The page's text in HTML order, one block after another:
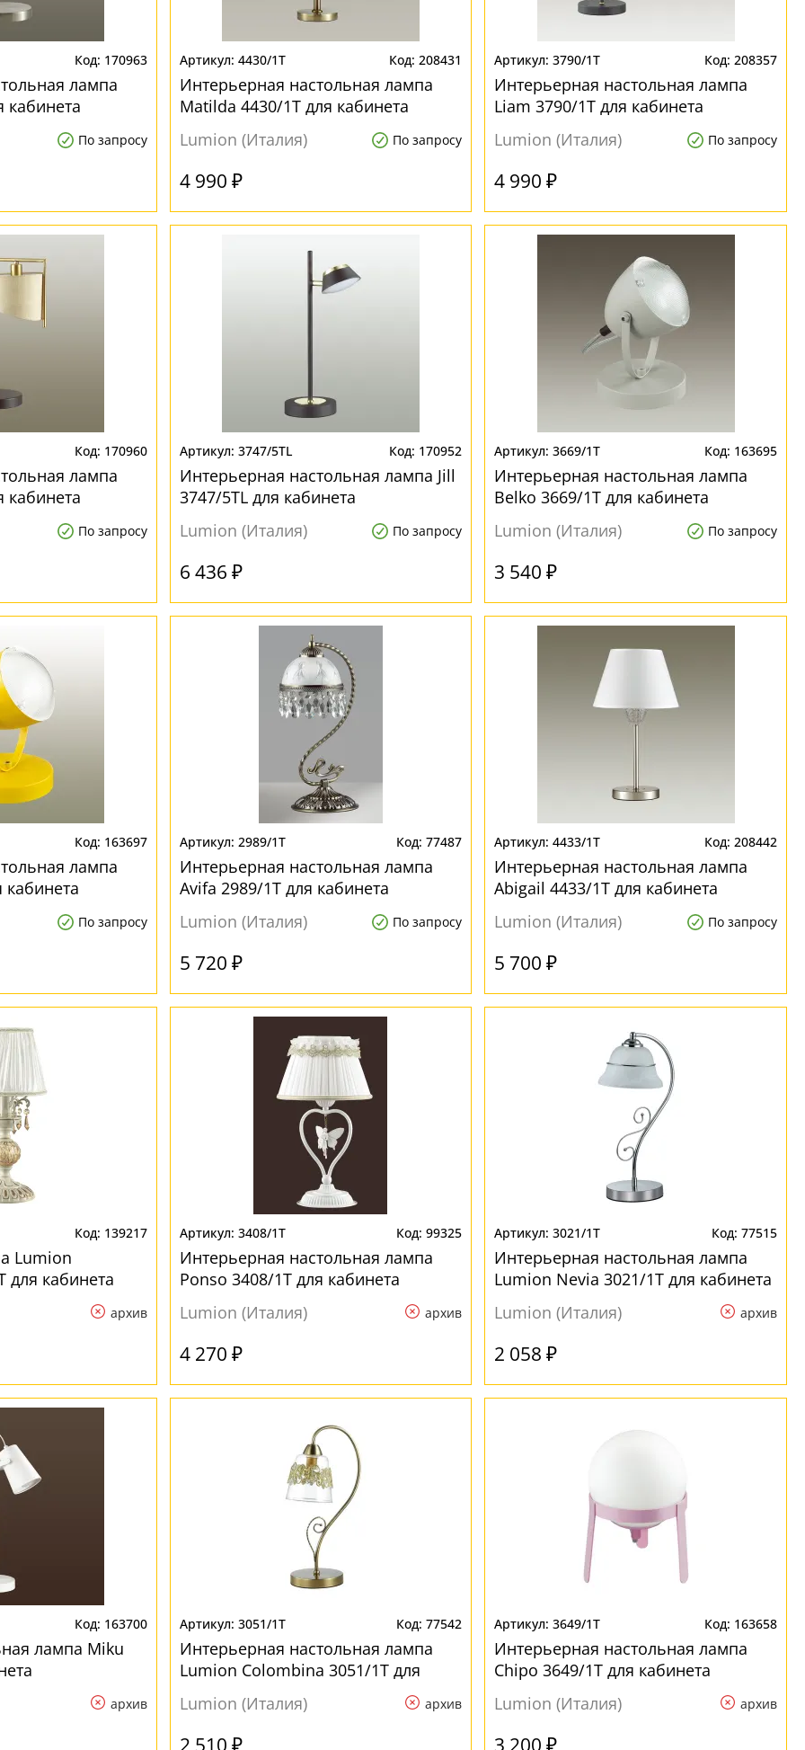
170963
лампа
кабинета
По запросу
4430/1T 208431
Интерьерная настольная лампа
Matilda 4430/1T для кабинета
Lumion (Италия)
По запросу
4 990 ₽
3790/1T 208357
Интерьерная настольная лампа
Liam 3790/1T для кабинета
Lumion (Италия)
По запросу
4 990 ₽
170960
лампа
кабинета
По запросу
3747/5TL 170952
Интерьерная настольная лампа Jill
3747/5TL для кабинета
Lumion (Италия)
По запросу
6 436 ₽
3669/1T 163695
Интерьерная настольная лампа
Belko 3669/1T для кабинета
Lumion (Италия)
По запросу
3 540 ₽
163697
лампа
кабинета
По запросу
2989/1T 77487
Интерьерная настольная лампа
Avifa 2989/1T для кабинета
Lumion (Италия)
По запросу
5 720 ₽
4433/1T 208442
Интерьерная настольная лампа
Abigail 4433/1T для кабинета
Lumion (Италия)
По запросу
5 700 ₽
139217
Lumion
для кабинета
архив
3408/1T 99325
Интерьерная настольная лампа
Ponso 3408/1T для кабинета
Lumion (Италия)
архив
4 270 ₽
3021/1T 77515
Интерьерная настольная лампа
Lumion Nevia 3021/1T для кабинета
Lumion (Италия)
архив
2 058 ₽
163700
лампа Miku
архив
3051/1T 77542
Интерьерная настольная лампа
Lumion Colombina 3051/1T для
кабинета
Lumion (Италия) архив
2 510 ₽
3649/1T 163658
Интерьерная настольная лампа
Chipo 3649/1T для кабинета
Lumion (Италия)
архив
3 200 ₽